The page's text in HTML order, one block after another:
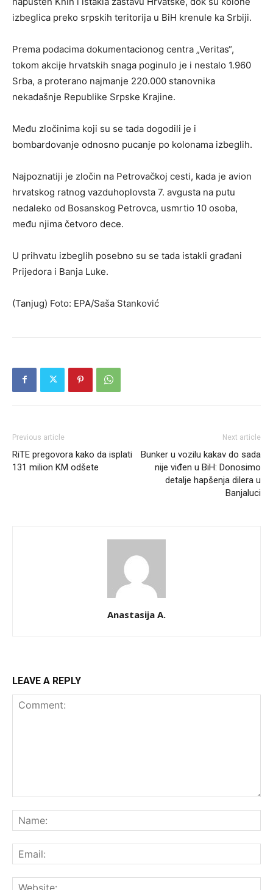
izbeglica preko srpskih teritorija u BiH krenule ka Srbiji.
Prema podacima dokumentacionog centra „Veritas“,
tokom akcije hrvatskih snaga poginulo je i nestalo 1.960
Srba, a proterano najmanje 220.000 stanovnika
nekadašnje Republike Srpske Krajine.
Među zločinima koji su se tada dogodili je i
bombardovanje odnosno pucanje po kolonama izbeglih.
Najpoznatiji je zločin na Petrovačkoj cesti, kada je avion
hrvatskog ratnog vazduhoplovsta 7. avgusta na putu
nedaleko od Bosanskog Petrovca, usmrtio 10 osoba,
među njima četvoro dece.
U prihvatu izbeglih posebno su se tada istakli građani
Prijedora i Banja Luke.
(Tanjug) Foto: EPA/Saša Stanković
Previous article
RiTE pregovora kako da isplati
131 milion KM odšete
Next article
Bunker u vozilu kakav do sada
nije viđen u BiH: Donosimo
detalje hapšenja dilera u
Banjaluci
Anastasija A.
LEAVE A REPLY